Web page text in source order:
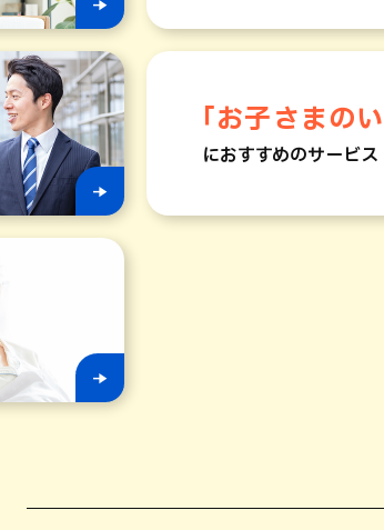
「お子さまの
におすすめのサービ